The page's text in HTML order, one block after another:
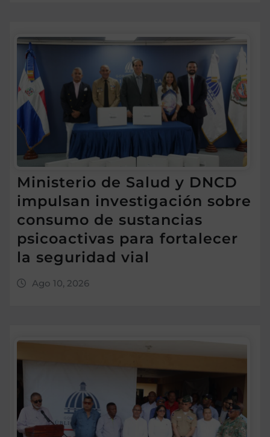
Ministerio de Salud y DNCD
impulsan investigación sobre
consumo de sustancias
psicoactivas para fortalecer
la seguridad vial
Ago 10, 2026